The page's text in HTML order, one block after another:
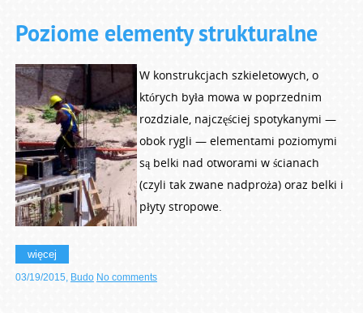
Poziome elementy strukturalne
W konstrukcjach szkieletowych, o
których była mowa w poprzednim
rozdziale, najczęściej spotykanymi —
obok rygli — elementami poziomymi
są belki nad otworami w ścianach
(czyli tak zwane nadproża) oraz belki i
płyty stropowe.
więcej
03/19/2015 Budo No comments